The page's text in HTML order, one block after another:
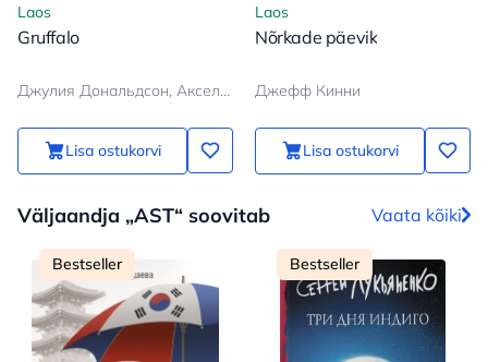
Laos
Gruffalo
Джулия Дональдсон, Аксель Шеффлер
Lisa ostukorvi
Laos
Nõrkade päevik
Джефф Кинни
Lisa ostukorvi
Väljaandja „AST“ soovitab Vaata kõiki
Bestseller Bestseller